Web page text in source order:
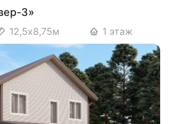
3»
12,5х8,75м 1 этаж